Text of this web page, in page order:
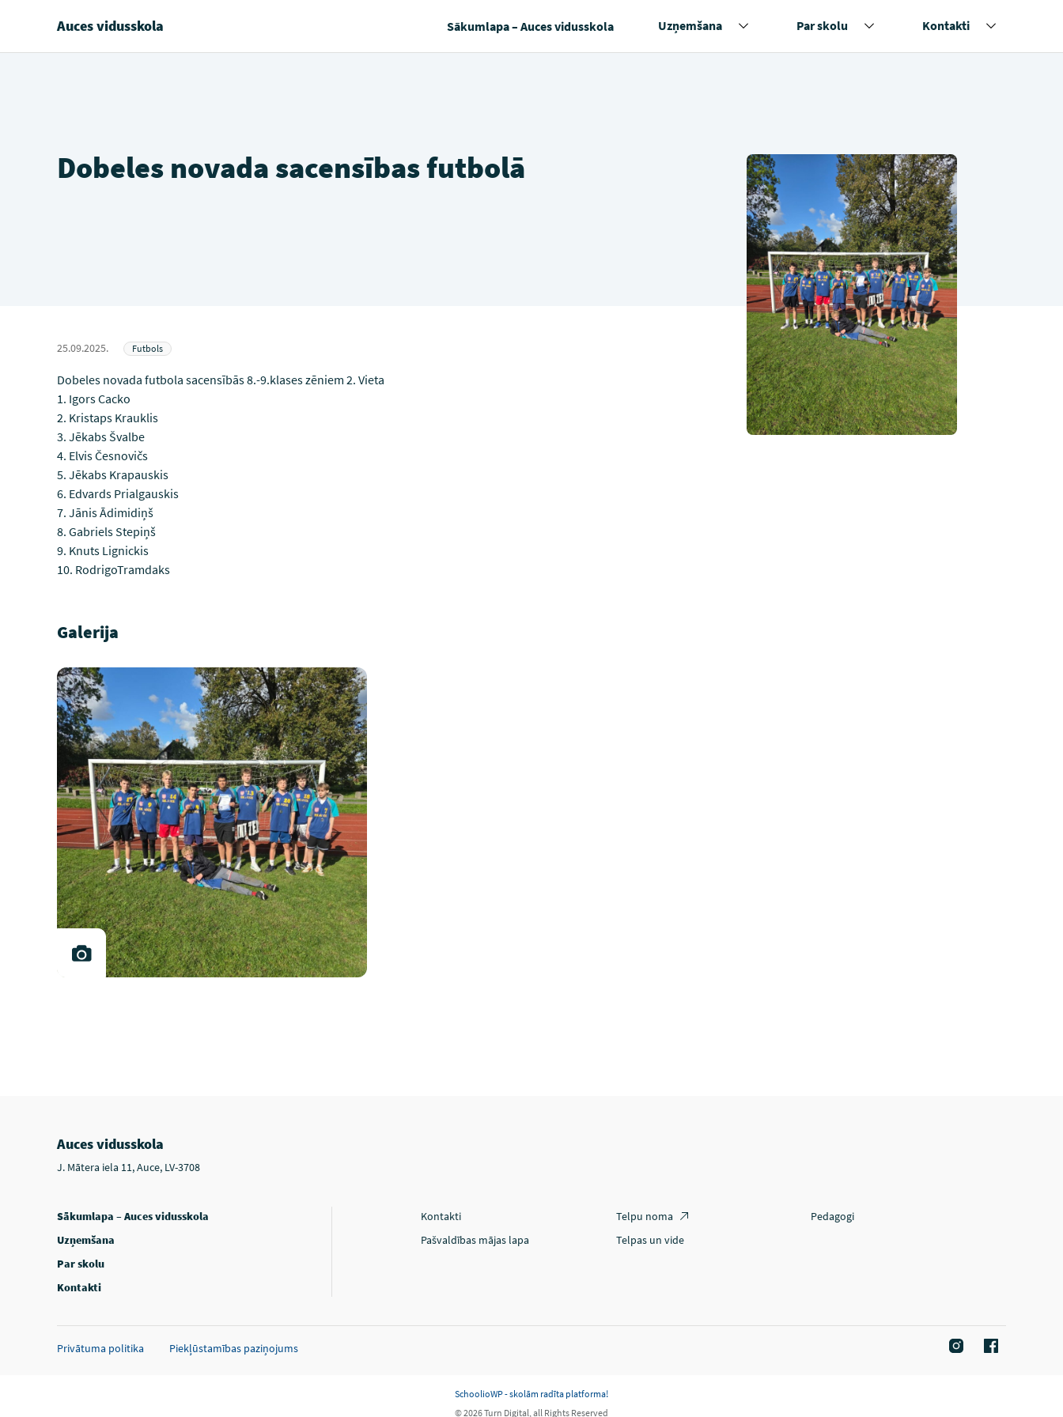
Auces vidusskola Sākumlapa – Auces vidusskola Uzņemšana Par skolu Kontakti
Dobeles novada sacensības futbolā
25.09.2025. Futbols
Dobeles novada futbola sacensībās 8.-9.klases zēniem 2. Vieta
1. Igors Cacko
2. Kristaps Krauklis
3. Jēkabs Švalbe
4. Elvis Česnovičs
5. Jēkabs Krapauskis
6. Edvards Prialgauskis
7. Jānis Ādimidiņš
8. Gabriels Stepiņš
9. Knuts Lignickis
10. RodrigoTramdaks
Galerija
Auces vidusskola
J. Mātera iela 11, Auce, LV-3708
Sākumlapa – Auces vidusskola
Uzņemšana
Par skolu
Kontakti
Kontakti Telpu noma
Pedagogi
Pašvaldības mājas lapa
Telpas un vide
Privātuma politika Piekļūstamības paziņojums
SchoolioWP - skolām radīta platforma!
© 2026 Turn Digital, all Rights Reserved